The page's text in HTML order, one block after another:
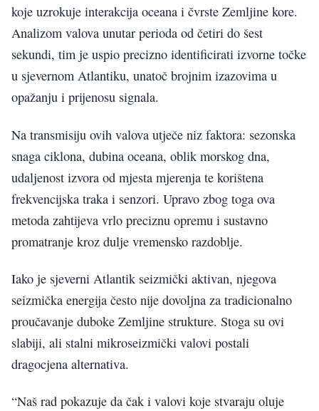
koje uzrokuje interakcija oceana i čvrste Zemljine kore.
Analizom valova unutar perioda od četiri do šest
sekundi, tim je uspio precizno identificirati izvorne točke
u sjevernom Atlantiku, unatoč brojnim izazovima u
opažanju i prijenosu signala.
Na transmisiju ovih valova utječe niz faktora: sezonska
snaga ciklona, dubina oceana, oblik morskog dna,
udaljenost izvora od mjesta mjerenja te korištena
frekvencijska traka i senzori. Upravo zbog toga ova
metoda zahtijeva vrlo preciznu opremu i sustavno
promatranje kroz dulje vremensko razdoblje.
Iako je sjeverni Atlantik seizmički aktivan, njegova
seizmička energija često nije dovoljna za tradicionalno
proučavanje duboke Zemljine strukture. Stoga su ovi
slabiji, ali stalni mikroseizmički valovi postali
dragocjena alternativa.
“Naš rad pokazuje da čak i valovi koje stvaraju oluje